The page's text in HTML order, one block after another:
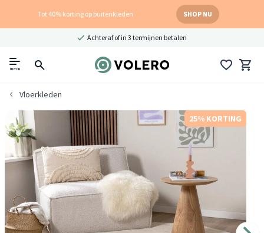
Tot 40% korting op buitenkleden SHOP NU
Achteraf of in 3 termijnen betalen
menu
Vloerkleden
25% KORTING